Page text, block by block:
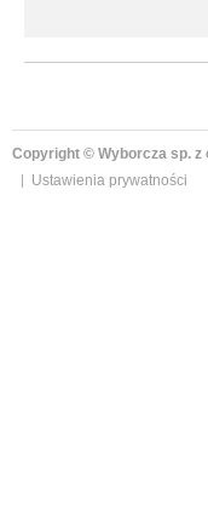
Copyright © Wyborcza sp. z
Ustawienia prywatności